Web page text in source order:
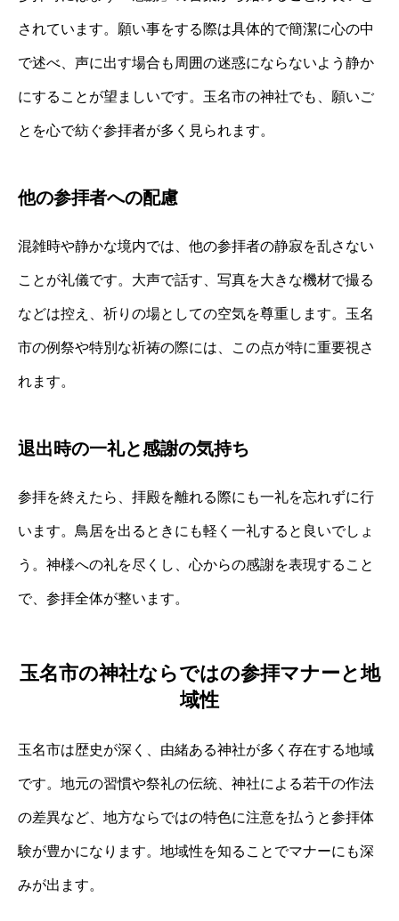
されています。願い事をする際は具体的で簡潔に心の中
で述べ、声に出す場合も周囲の迷惑にならないよう静か
にすることが望ましいです。玉名市の神社でも、願いご
とを心で紡ぐ参拝者が多く見られます。
他の参拝者への配慮
混雑時や静かな境内では、他の参拝者の静寂を乱さない
ことが礼儀です。大声で話す、写真を大きな機材で撮る
などは控え、祈りの場としての空気を尊重します。玉名
市の例祭や特別な祈祷の際には、この点が特に重要視さ
れます。
退出時の一礼と感謝の気持ち
参拝を終えたら、拝殿を離れる際にも一礼を忘れずに行
います。鳥居を出るときにも軽く一礼すると良いでしょ
う。神様への礼を尽くし、心からの感謝を表現すること
で、参拝全体が整います。
玉名市の神社ならではの参拝マナーと地
域性
玉名市は歴史が深く、由緒ある神社が多く存在する地域
です。地元の習慣や祭礼の伝統、神社による若干の作法
の差異など、地方ならではの特色に注意を払うと参拝体
験が豊かになります。地域性を知ることでマナーにも深
みが出ます。